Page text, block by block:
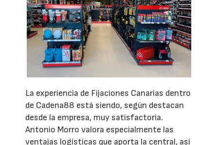
La experiencia de Fijaciones Canarias dentro
de Cadena88 está siendo, según destacan
desde la empresa, muy satisfactoria.
Antonio Morro valora especialmente las
ventajas logísticas que aporta la central, así